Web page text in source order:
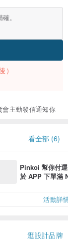
。
）
會主動發信通知你
看全部 (6)
Pinkoi 幫你付
於 APP 下單滿
活動詳
逛設計品牌